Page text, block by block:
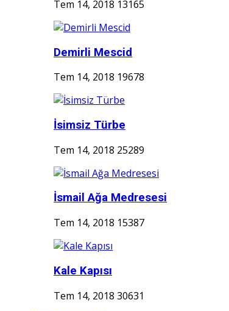
Tem 14, 2018 13165
Demirli Mescid
Tem 14, 2018 19678
İsimsiz Türbe
Tem 14, 2018 25289
İsmail Ağa Medresesi
Tem 14, 2018 15387
Kale Kapısı
Tem 14, 2018 30631